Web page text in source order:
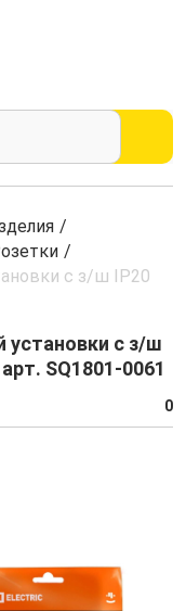
/
/
с з/ш IP20
установки с з/ш
SQ1801-0061
0